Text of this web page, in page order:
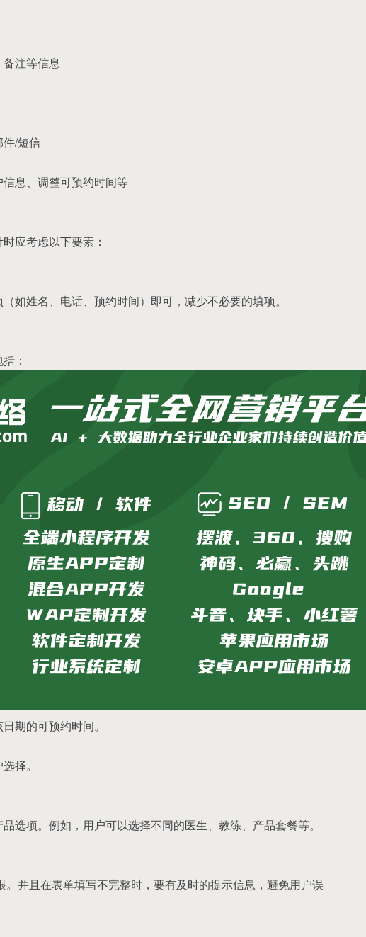
注等信息
/短信
息、调整可预约时间等
应考虑以下要素：
如姓名、电话、预约时间）即可，减少不必要的填项。
：
期的可预约时间。
择。
选项。例如，用户可以选择不同的医生、教练、产品套餐等。
。并且在表单填写不完整时，要有及时的提示信息，避免用户误